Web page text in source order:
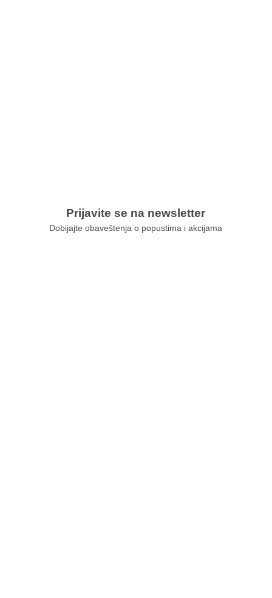
Prijavite se na newsletter
Dobijajte obaveštenja o popustima i akcijama